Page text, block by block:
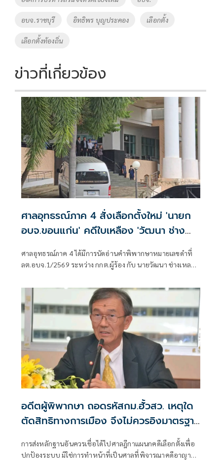
อบจ.ราชบุรี อิทธิพร บุญประคอง เลือกตั้ง
เลือกตั้งท้องถิ่น
ข่าวที่เกี่ยวข้อง
ศาลอุทธรณ์ภาค 4 สั่งเลือกตั้งใหม่ 'นายก
อบจ.ขอนแก่น' คดีใบเหลือง 'วัฒนา ช่าง
ศาลอุทธรณ์ภาค 4 ได้มีการนัดอ่านคำพิพากษาหมายเลขดำที่
ลต.อบจ.1/2569 ระหว่าง กกต.ผู้ร้อง กับ นายวัฒนา ช่างเหลา
บริหารท้องถิ่น (ขอให้มีการเลือกตั้ง นายก อบจ.ใหม่)
อดีตผู้พิพากษา ถอดรหัสกม.ฮั้วสว. เหตุใด
ตัดสิทธิทางการเมือง จึงไม่ควรอิงมาตรฐาน
เดียวกับคดีอาญา
การส่งหลักฐานอันควรเชื่อได้ไปศาลฎีกาแผนกคดีเลือกตั้งเพื่อ
ปกป้องระบบ มิใช่การทำหน้าที่เป็นศาลที่พิจารณาคดีอาญา